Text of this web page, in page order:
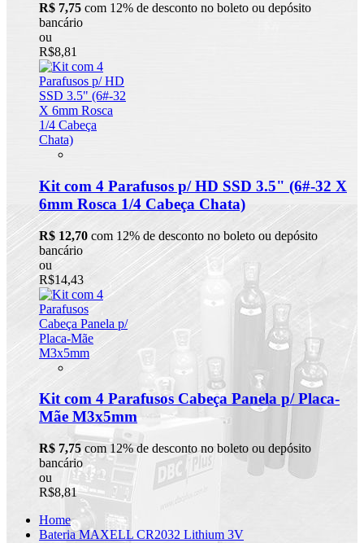
R$ 7,75 com 12% de desconto no boleto ou depósito
bancário
ou
R$8,81
Kit com 4 Parafusos p/ HD SSD 3.5" (6#-32 X
6mm Rosca 1/4 Cabeça Chata)
R$ 12,70 com 12% de desconto no boleto ou depósito
bancário
ou
R$14,43
Kit com 4 Parafusos Cabeça Panela p/ Placa-
Mãe M3x5mm
R$ 7,75com 12% de desconto no boleto ou depósito
bancário
ou
R$8,81
Home
Bateria MAXELL CR2032 Lithium 3V